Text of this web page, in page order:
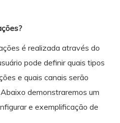
é realizada através do
pode definir quais tipos
e quais canais serão
demonstraremos um
e exemplificação de